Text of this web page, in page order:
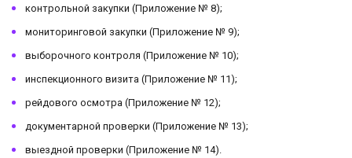
контрольной закупки (Приложение № 8);
мониторинговой закупки (Приложение № 9);
выборочного контроля (Приложение № 10);
инспекционного визита (Приложение № 11);
рейдового осмотра (Приложение № 12);
документарной проверки (Приложение № 13);
выездной проверки (Приложение № 14).